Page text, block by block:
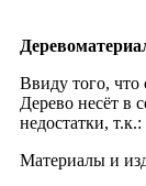
Ввиду того, что
Дерево несёт в
недостатки,
Материалы и